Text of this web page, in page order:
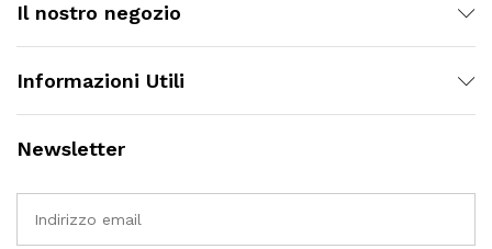
Il nostro negozio
Informazioni Utili
Newsletter